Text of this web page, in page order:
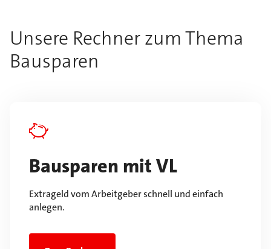
Unsere Rechner zum Thema
Bausparen
Bausparen mit VL
Extrageld vom Arbeitgeber schnell und einfach
anlegen.